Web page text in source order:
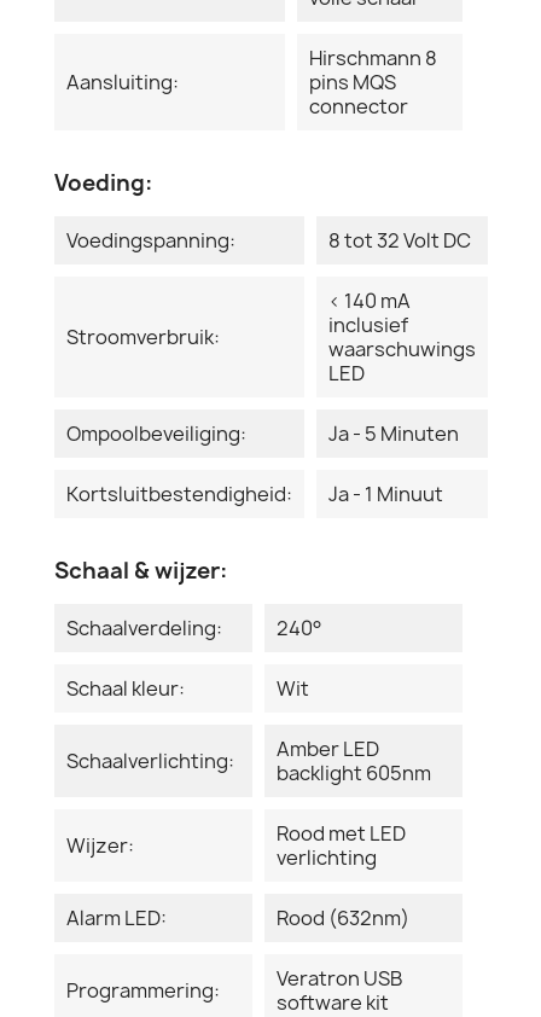
Aansluiting:
Hirschmann 8
pins MQS
connector
Voeding:
Voedingspanning: 8 tot 32 Volt DC
Stroomverbruik:
< 140 mA
inclusief
waarschuwings
LED
Ompoolbeveiliging: Ja - 5 Minuten
Kortsluitbestendigheid: Ja - 1 Minuut
Schaal & wijzer:
Schaalverdeling: 240°
Schaal kleur: Wit
Schaalverlichting:
Amber LED
backlight 605nm
Wijzer:
Rood met LED
verlichting
Alarm LED: Rood (632nm)
Programmering:
Veratron USB
software kit